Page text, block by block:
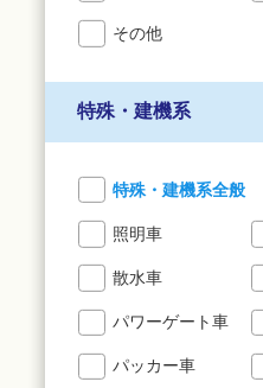
その他
特殊・建機系
特殊・建機系全般
照明車
散水車
パワーゲート車
パッカー車